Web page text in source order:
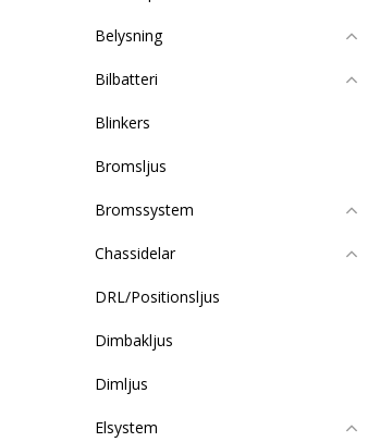
Belysning
Bilbatteri
Blinkers
Bromsljus
Bromssystem
Chassidelar
DRL/Positionsljus
Dimbakljus
Dimljus
Elsystem